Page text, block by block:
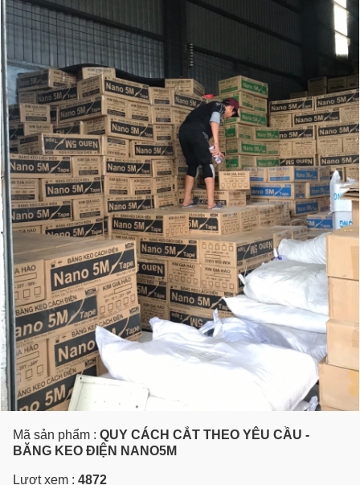
Mã sản phẩm : QUY CÁCH CẮT THEO YÊU CẦU -
BĂNG KEO ĐIỆN NANO5M
Lượt xem : 4872